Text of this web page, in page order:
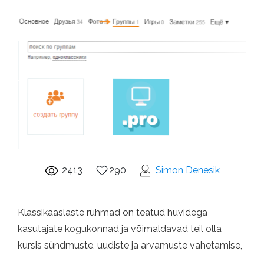
2413 290 Simon Denesik
Klassikaaslaste rühmad on teatud huvidega
kasutajate kogukonnad ja võimaldavad teil olla
kursis sündmuste, uudiste ja arvamuste vahetamise,